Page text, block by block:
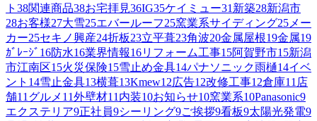
ト 38関連商品38お宅拝見36IG35ケイミュー31 新築28新潟市
28お客様27大雪25エバールーフ25窯業系サイディング25 メー
カー25セキノ興産24折板23立平葺23角波20金属屋根19金属19
ｶﾞﾚｰｼﾞ 16防水16業界情報16リフォーム工事15阿賀野市15新潟
市江南区15火災保険15雪止め金具14パナソニック雨樋14イベ
ント 14雪止金具13横葺13Kmew12広告12改修工事12倉庫11 店
舗11 グルメ 11外壁材11 内装10お知らせ10窯業系10Panasonic9
エクステリア9正社員9シーリング9ご挨拶9看板9太陽光発電9